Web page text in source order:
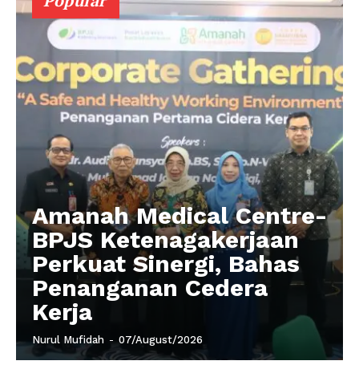
Amanah Medical Centre-
BPJS Ketenagakerjaan
Perkuat Sinergi, Bahas
Penanganan Cedera
Kerja
Nurul Mufidah - 07/August/2026